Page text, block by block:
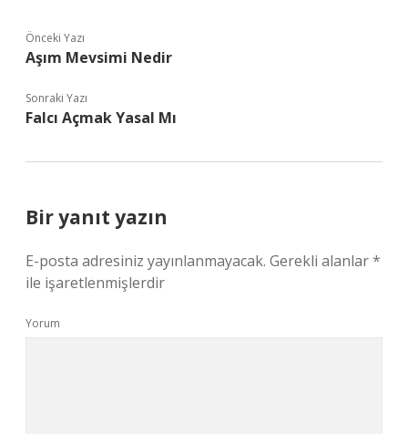
Önceki Yazı
Aşım Mevsimi Nedir
Sonraki Yazı
Falcı Açmak Yasal Mı
Bir yanıt yazın
E-posta adresiniz yayınlanmayacak. Gerekli alanlar*
ile işaretlenmişlerdir
Yorum